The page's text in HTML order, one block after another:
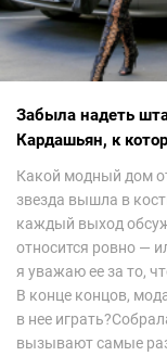
Забыла надеть
Кардашьян, к
Какой модный дом
звезда вышла в
каждый выход
относится ровно —
я уважаю ее за то,
В конце концов,
в нее
вызывают самые